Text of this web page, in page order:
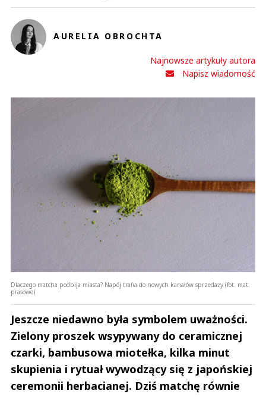
AURELIA OBROCHTA
Najnowsze artykuły autora
Napisz wiadomość
Dlaczego matcha podbija miasta? Napój trafia do nowych kanałów sprzedaży (fot. mat.
prasowe)
Jeszcze niedawno była symbolem uważności.
Zielony proszek wsypywany do ceramicznej
czarki, bambusowa miotełka, kilka minut
skupienia i rytuał wywodzący się z japońskiej
ceremonii herbacianej. Dziś matchę równie